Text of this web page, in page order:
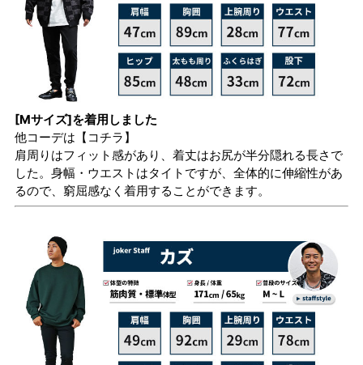
[Mサイズ]を着用しました
他コーデは 【コチラ】
肩周りはフィット感があり、着丈はお尻が半分隠れる長さで
した。身幅・ウエストはタイトですが、全体的に伸縮性があ
るので、窮屈感なく着用することができます。